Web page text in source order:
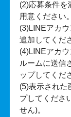
(2)応募条件を
用意ください。
(3)LINEアカ
追加してくだ
(4)LINEアカ
ルームに送信
ップしてくだ
(5)表示された
プしてくださ
せん)。